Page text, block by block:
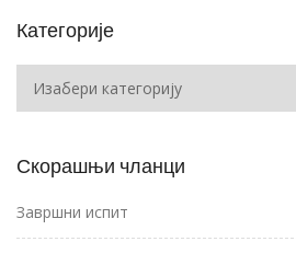
Категорије
Скорашњи чланци
Завршни испит